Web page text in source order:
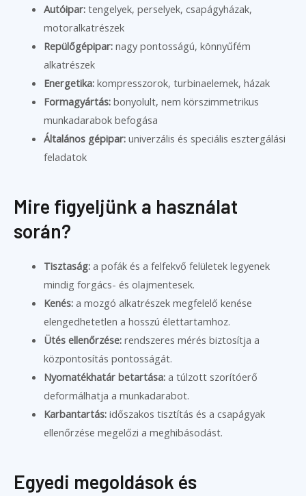
Autóipar:tengelyek, perselyek, csapágyházak,
motoralkatrészek
Repülőgépipar:nagy pontosságú, könnyűfém
alkatrészek
Energetika:kompresszorok, turbinaelemek, házak
Formagyártás:bonyolult, nem körszimmetrikus
munkadarabok befogása
Általános gépipar:univerzális és speciális esztergálási
feladatok
Mire figyeljünk a használat
során?
Tisztaság:a pofák és a felfekvő felületek legyenek
mindig forgács- és olajmentesek.
Kenés:a mozgó alkatrészek megfelelő kenése
elengedhetetlen a hosszú élettartamhoz.
Ütés ellenőrzése:rendszeres mérés biztosítja a
központosítás pontosságát.
Nyomatékhatár betartása:a túlzott szorítóerő
deformálhatja a munkadarabot.
Karbantartás:időszakos tisztítás és a csapágyak
ellenőrzése megelőzi a meghibásodást.
Egyedi megoldások és